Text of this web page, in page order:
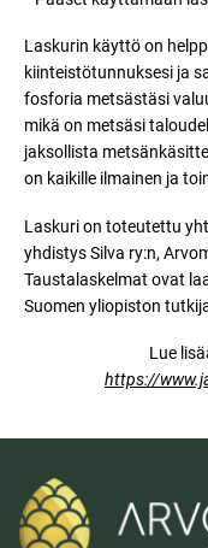
Laskurin käyttö on
kiinteistötunnuksesi ja
fosforia metsästäsi
mikä on metsäsi
jaksollista
on kaikille ilmainen ja
Laskuri on toteutettu
yhdistys Silva ry:n,
Taustalaskelmat ovat
Suomen yliopiston
Lue
https://